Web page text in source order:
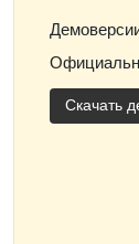
Скачать